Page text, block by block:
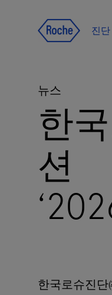
진단
뉴스
한
션
한국로슈진단